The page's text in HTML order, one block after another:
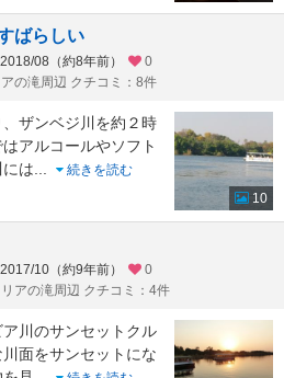
ばらしい
08（約8年前）
0
の滝周辺 クチコミ：8件
ザンベジ川を約２時
アルコールやソフト
は
続きを読む
10
10（約9年前）
0
アの滝周辺 クチコミ：4件
川のサンセットクル
面をサンセットにな